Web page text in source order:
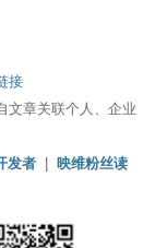
接
文章关联个人、企业
发者
映维粉丝读